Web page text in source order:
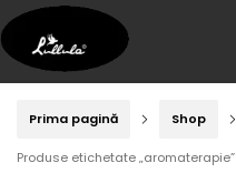
Prima pagină Shop
Produse etichetate „aromaterapie”